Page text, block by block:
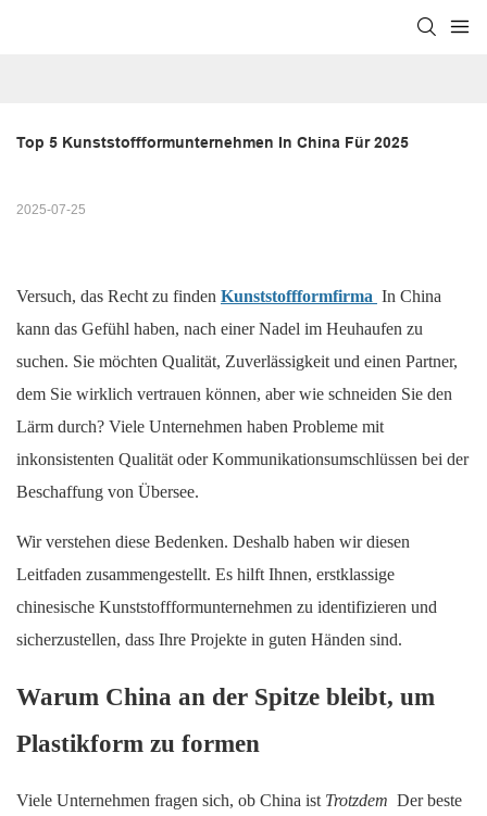
Top 5 Kunststoffformunternehmen In China Für 2025
2025-07-25
Versuch, das Recht zu finden Kunststoffformfirma In China
kann das Gefühl haben, nach einer Nadel im Heuhaufen zu
suchen. Sie möchten Qualität, Zuverlässigkeit und einen Partner,
dem Sie wirklich vertrauen können, aber wie schneiden Sie den
Lärm durch? Viele Unternehmen haben Probleme mit
inkonsistenten Qualität oder Kommunikationsumschlüssen bei der
Beschaffung von Übersee.
Wir verstehen diese Bedenken. Deshalb haben wir diesen
Leitfaden zusammengestellt. Es hilft Ihnen, erstklassige
chinesische Kunststoffformunternehmen zu identifizieren und
sicherzustellen, dass Ihre Projekte in guten Händen sind.
Warum China an der Spitze bleibt, um
Plastikform zu formen
Viele Unternehmen fragen sich, ob China ist Trotzdem Der beste